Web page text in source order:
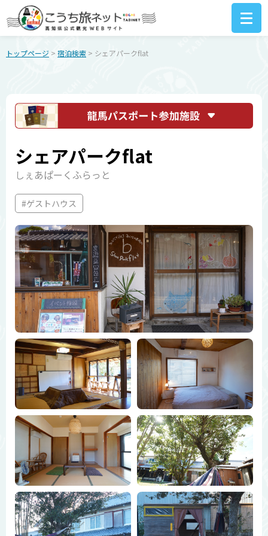
トップページ > 宿泊検索 > シェアパークflat
シェアパークflat
しぇあぱーくふらっと
#ゲストハウス